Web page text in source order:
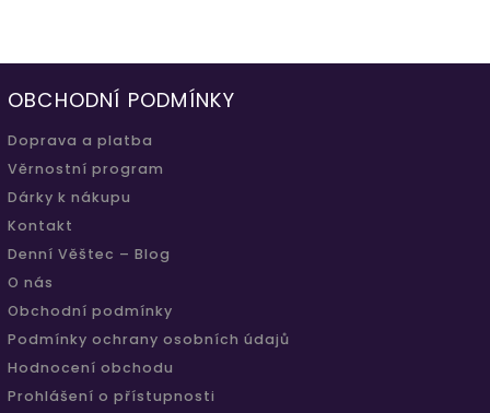
OBCHODNÍ PODMÍNKY
Doprava a platba
Věrnostní program
Dárky k nákupu
Kontakt
Denní Věštec – Blog
O nás
Obchodní podmínky
Podmínky ochrany osobních údajů
Hodnocení obchodu
Prohlášení o přístupnosti